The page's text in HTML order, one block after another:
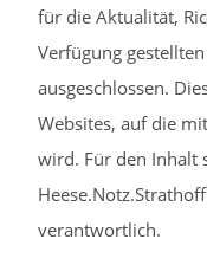
für die Aktualität,
Verfügung
ausgeschlossen.
Websites, auf die
wird. Für den Inhalt
verantwortlich.